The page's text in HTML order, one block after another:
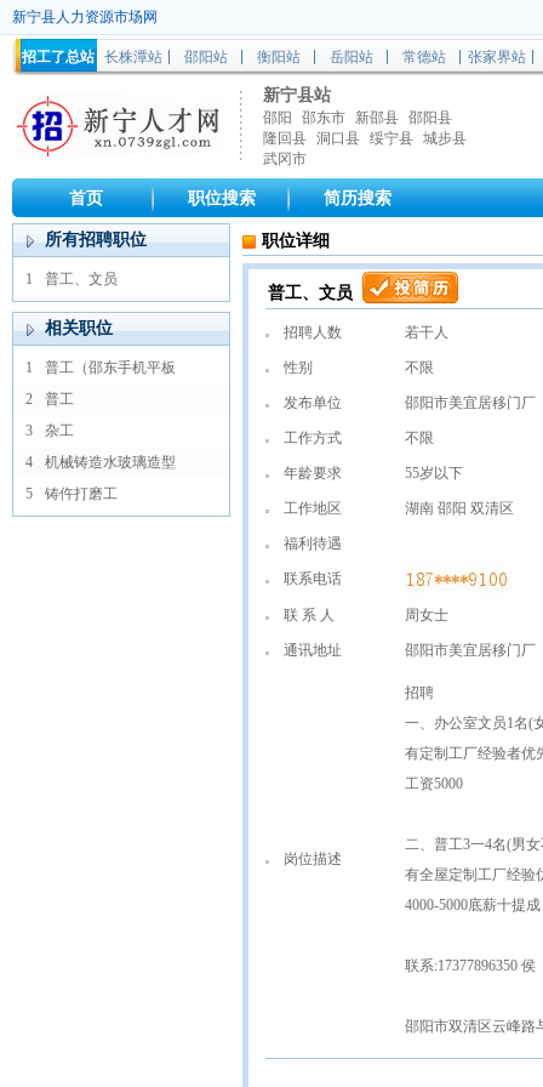
新宁县人力资源市场网
招工了总站 长株潭站 邵阳站 衡阳站 岳阳站 常德站 张家界站
新宁县站
邵阳 邵东市 新邵县 邵阳县
隆回县 洞口县 绥宁县 城步县
武冈市
首页 职位搜索 简历搜索
所有招聘职位
1 普工、文员
相关职位
1
普工（邵东手机平板
2
普工
3
杂工
4
机械铸造水玻璃造型
5
铸仵打磨工
职位详细
普工、文员
招聘人数 若干人
性别 不限
发布单位 邵阳市美宜居移门厂
工作方式 不限
年龄要求 55岁以下
工作地区 湖南 邵阳 双清区
福利待遇
联系电话
联 系 人 周女士
通讯地址 邵阳市美宜居移门厂
岗位描述
招聘
一、办公室文员1名(
有定制工厂经验者优
工资5000
二、普工3一4名(男
有全屋定制工厂经验
4000-5000底薪十提成
联系:17377896350 侯
邵阳市双清区云峰路